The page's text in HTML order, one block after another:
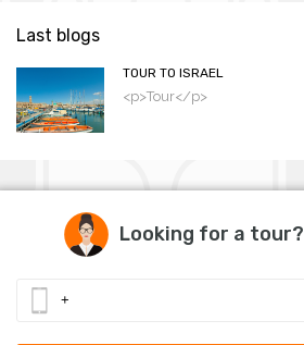
Last blogs
TOUR TO ISRAEL
<p>Tour</p>
Looking for a tour?